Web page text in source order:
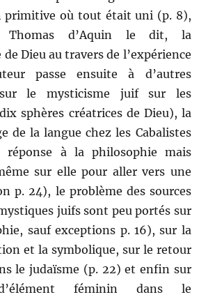
primitive où tout était uni (p. 8),
Thomas d’Aquin le dit, la
de Dieu au travers de l’expérience
passe ensuite à d’autres
sur le mysticisme juif sur les
sphères créatrices de Dieu), la
de la langue chez les Cabalistes
réponse à la philosophie mais
sur elle pour aller vers une
p. 24), le problème des sources
juifs sont peu portés sur
sauf exceptions p. 16), sur la
et la symbolique, sur le retour
le judaïsme (p. 22) et enfin sur
d’élément féminin dans le